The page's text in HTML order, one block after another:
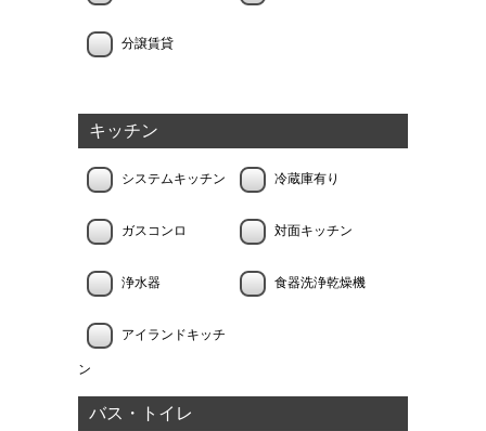
分譲賃貸
キッチン
システムキッチン 冷蔵庫有り
ガスコンロ 対面キッチン
浄水器 食器洗浄乾燥機
アイランドキッチ
ン
バス・トイレ